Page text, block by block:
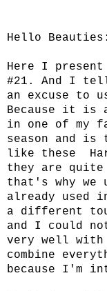
Hello Beauties:
Here I
#21. And I
an excuse to
Because it is
in one of my
season and
like these
they are
that's why
already used
a different
and I could
very well
combine
because I'm